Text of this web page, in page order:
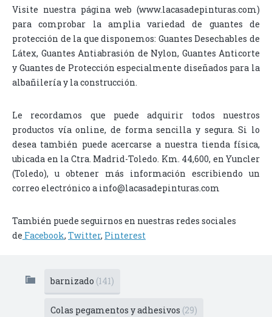
Visite nuestra página web (www.lacasadepinturas.com)
para comprobar la amplia variedad de guantes de
protección de la que disponemos: Guantes Desechables de
Látex, Guantes Antiabrasión de Nylon, Guantes Anticorte
y Guantes de Protección especialmente diseñados para la
albañilería y la construcción.
Le recordamos que puede adquirir todos nuestros
productos vía online, de forma sencilla y segura. Si lo
desea también puede acercarse a nuestra tienda física,
ubicada en la Ctra. Madrid-Toledo. Km. 44,600, en Yuncler
(Toledo), u obtener más información escribiendo un
correo electrónico a info@lacasadepinturas.com
También puede seguirnos en nuestras redes sociales
de Facebook, Twitter, Pinterest
barnizado (141)
Colas pegamentos y adhesivos (29)